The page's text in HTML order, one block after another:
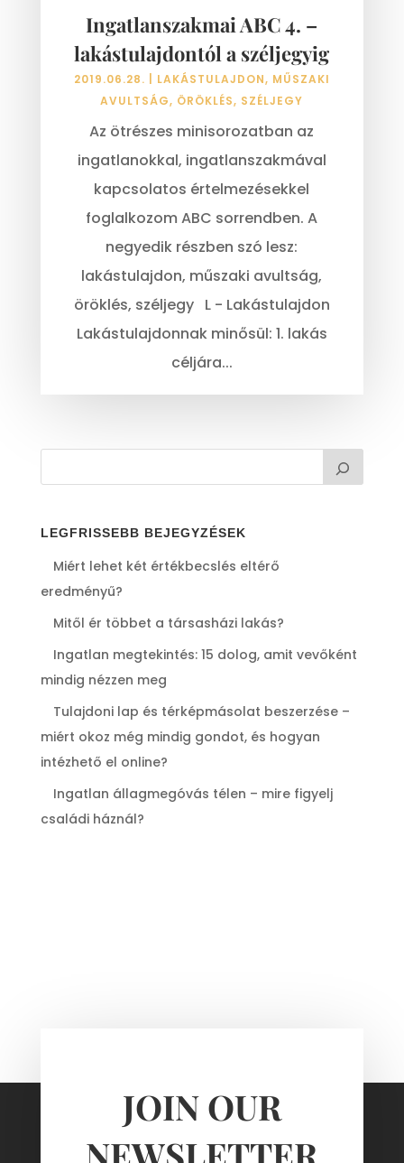
Ingatlanszakmai ABC 4. –
lakástulajdontól a széljegyig
2019.06.28. LAKÁSTULAJDON, MŰSZAKI
AVULTSÁG, ÖRÖKLÉS, SZÉLJEGY
Az ötrészes minisorozatban az
ingatlanokkal, ingatlanszakmával
kapcsolatos értelmezésekkel
foglalkozom ABC sorrendben. A
negyedik részben szó lesz:
lakástulajdon, műszaki avultság,
öröklés, széljegy L - Lakástulajdon
Lakástulajdonnak minősül: 1. lakás
céljára...
LEGFRISSEBB BEJEGYZÉSEK
Miért lehet két értékbecslés eltérő
eredményű?
Mitől ér többet a társasházi lakás?
Ingatlan megtekintés: 15 dolog, amit vevőként
mindig nézzen meg
Tulajdoni lap és térképmásolat beszerzése –
miért okoz még mindig gondot, és hogyan
intézhető el online?
Ingatlan állagmegóvás télen – mire figyelj
családi háznál?
JOIN OUR